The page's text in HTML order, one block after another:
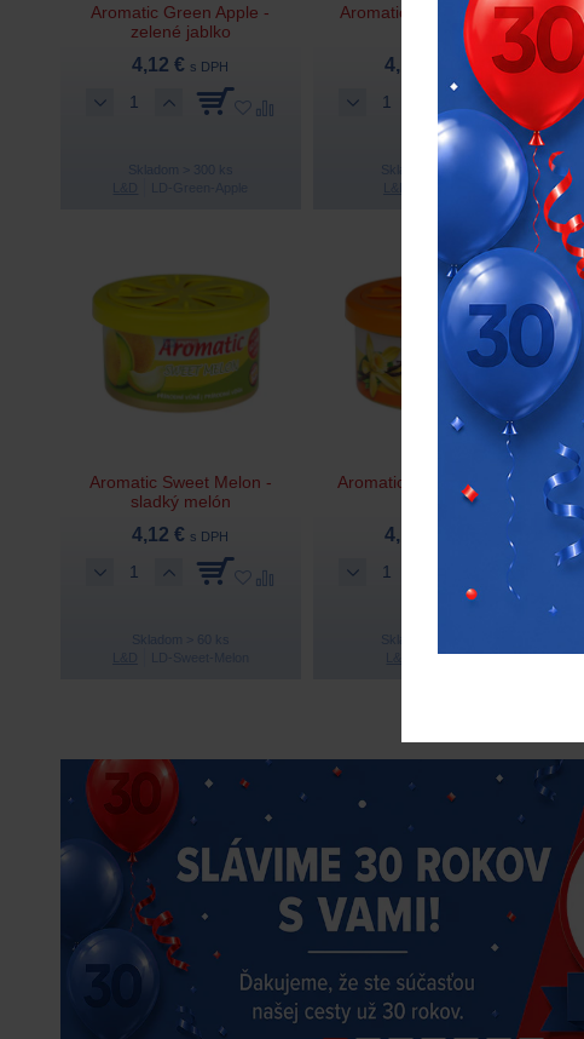
Aromatic Green Apple -
zelené jablko
4,12 € s DPH
Skladom > 300 ks
Aromatic Lemon – citrón
4,12 € s DPH
Skladom > 300 ks
Aromatic Sweet Melon -
sladký melón
4,12 € s DPH
Skladom > 60 ks
LD-Vanila
Aromatic Vanila – vanilka
4,12 €
Skladom > 200 ks